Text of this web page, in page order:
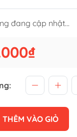
đang cập nhật...
THÊM VÀO GIỎ